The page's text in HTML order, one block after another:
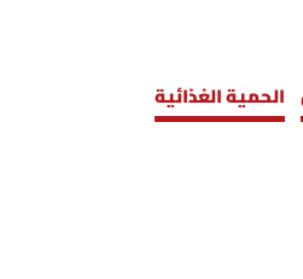
الحمية الغذائية